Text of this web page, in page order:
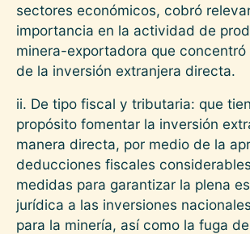
sectores económicos, cobró
importancia en la actividad de
minera-exportadora que
de la inversión extranjera directa.
ii. De tipo fiscal y tributaria: que
propósito fomentar la inversión
manera directa, por medio de la
deducciones fiscales considerables
medidas para garantizar la plena
jurídica a las inversiones
para la minería, así como la fuga